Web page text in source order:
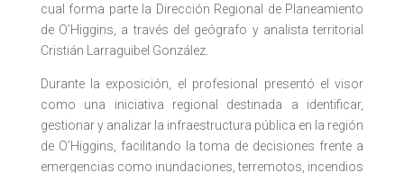
cual forma parte la Dirección Regional de Planeamiento
de O’Higgins, a través del geógrafo y analista territorial
Cristián Larraguibel González.
Durante la exposición, el profesional presentó el visor
como una iniciativa regional destinada a identificar,
gestionar y analizar la infraestructura pública en la región
de O’Higgins, facilitando la toma de decisiones frente a
emergencias como inundaciones, terremotos, incendios